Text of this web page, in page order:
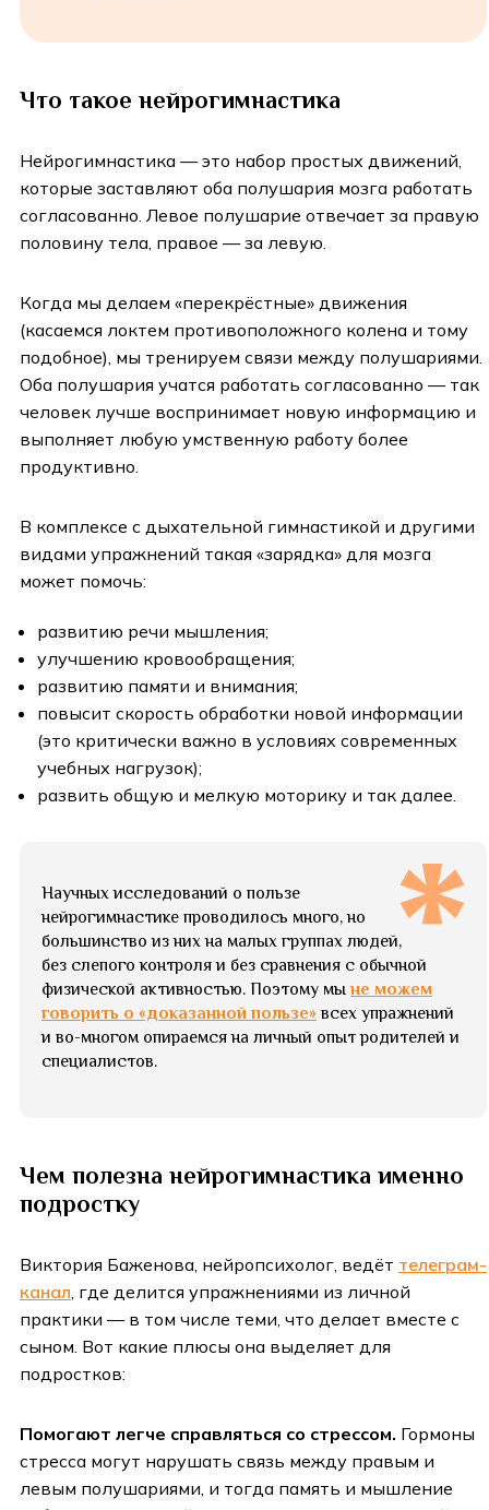
Что такое нейрогимнастика
Нейрогимнастика — это набор простых движений,
которые заставляют оба полушария мозга работать
согласованно. Левое полушарие отвечает за правую
половину тела, правое — за левую.
Когда мы делаем «перекрёстные» движения
(касаемся локтем противоположного колена и тому
подобное), мы тренируем связи между полушариями.
Оба полушария учатся работать согласованно — так
человек лучше воспринимает новую информацию и
выполняет любую умственную работу более
продуктивно.
В комплексе с дыхательной гимнастикой и другими
видами упражнений такая «зарядка» для мозга
может помочь:
развитию речи мышления;
улучшению кровообращения;
развитию памяти и внимания;
повысит скорость обработки новой информации
(это критически важно в условиях современных
учебных нагрузок);
развить общую и мелкую моторику и так далее.
Научных исследований о пользе
нейрогимнастике проводилось много, но
большинство из них на малых группах людей,
без слепого контроля и без сравнения с обычной
физической активностью. Поэтому мыне можем
говорить о «доказанной пользе» всех упражнений
и во-многом опираемся на личный опыт родителей и
специалистов.
Чем полезна нейрогимнастика именно
подростку
Виктория Баженова, нейропсихолог, ведёт телеграм-
канал , где делится упражнениями из личной
практики — в том числе теми, что делает вместе с
сыном. Вот какие плюсы она выделяет для
подростков:
Помогают легче справляться со стрессом. Гормоны
стресса могут нарушать связь между правым и
левым полушариями, и тогда память и мышление